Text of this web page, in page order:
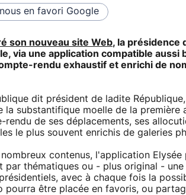
en favori Google
son nouveau site Web, la présidence
via une application compatible aussi
rendu exhaustif et enrichi de
dit président de ladite
la substantifique moelle de la première
rendu de ses déplacements, ses
le plus souvent enrichis de galeries
contenus, l'application
par thématiques ou - plus original -
avec à chaque fois la
pourra être placée en favoris, ou